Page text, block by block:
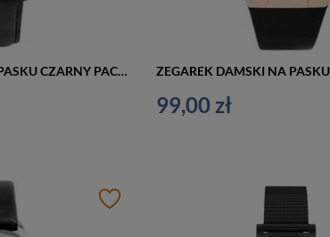
ZEGAREK DAMSKI NA PASKU CZARNY PACIFIC CLOSE (zy588a) - black/silver
99,00 zł